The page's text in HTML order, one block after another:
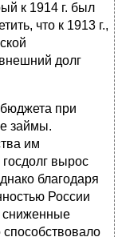
к 1914 г. был
что к 1913 г.,
долг
при
займы.
им
вырос
благодаря
России
сниженные
способствовало